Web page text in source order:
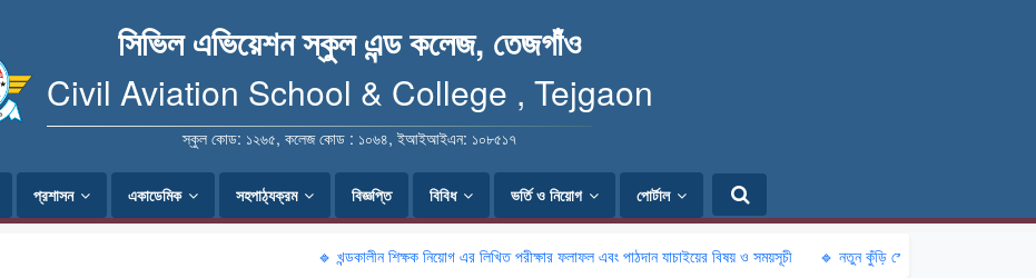
সিভিল এভিয়েশন স্কুল এন্ড কলেজ, তেজগাঁও
Civil Aviation School & College , Tejgaon
স্কুল কোড: ১২৬৫, কলেজ কোড : ১০৬৪, ইআইআইএন: ১০৮৫১৭
প্রশাসন একাডেমিক সহপাঠ্যক্রম বিজ্ঞপ্তি বিবিধ ভর্তি ও নিয়োগ পোর্টাল
🔹 খন্ডকালীন শিক্ষক নিয়োগ এর লিখিত পরীক্ষার ফলাফল এবং পাঠদান যাচাইয়ের বিষয় ও সময়সূচী 🔹 নতুন কুঁড়ি স্পোর্টস-২০২৬ অনলাইন নিবন্ধন প্রসঙ্গে